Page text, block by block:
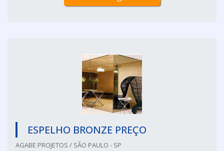
ESPELHO BRONZE PREÇO
AGABE PROJETOS / SÃO PAULO - SP